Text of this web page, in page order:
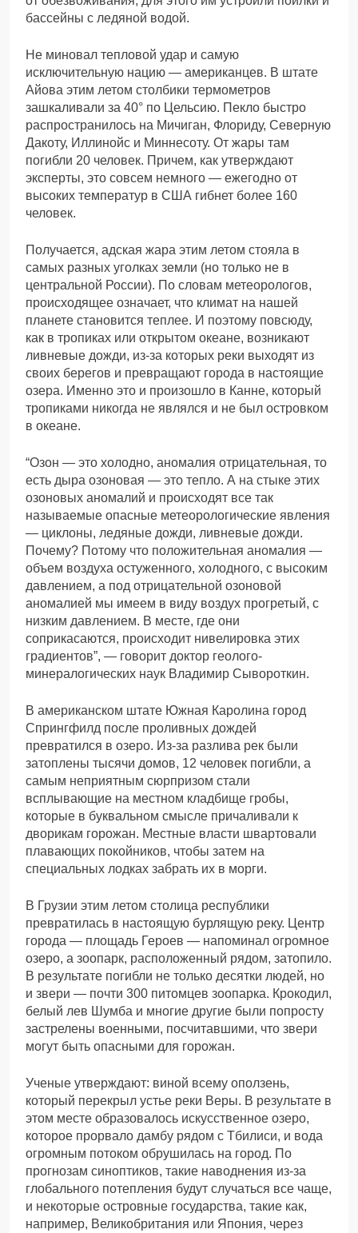
бассейны с ледяной водой.
Не миновал тепловой удар и самую
исключительную нацию — американцев. В штате
Айова этим летом столбики термометров
зашкаливали за 40° по Цельсию. Пекло быстро
распространилось на Мичиган, Флориду, Северную
Дакоту, Иллинойс и Миннесоту. От жары там
погибли 20 человек. Причем, как утверждают
эксперты, это совсем немного — ежегодно от
высоких температур в США гибнет более 160
человек.
Получается, адская жара этим летом стояла в
самых разных уголках земли (но только не в
центральной России). По словам метеорологов,
происходящее означает, что климат на нашей
планете становится теплее. И поэтому повсюду,
как в тропиках или открытом океане, возникают
ливневые дожди, из-за которых реки выходят из
своих берегов и превращают города в настоящие
озера. Именно это и произошло в Канне, который
тропиками никогда не являлся и не был островком
в океане.
“Озон — это холодно, аномалия отрицательная, то
есть дыра озоновая — это тепло. А на стыке этих
озоновых аномалий и происходят все так
называемые опасные метеорологические явления
— циклоны, ледяные дожди, ливневые дожди.
Почему? Потому что положительная аномалия —
объем воздуха остуженного, холодного, с высоким
давлением, а под отрицательной озоновой
аномалией мы имеем в виду воздух прогретый, с
низким давлением. В месте, где они
соприкасаются, происходит нивелировка этих
градиентов”, — говорит доктор геолого-
минералогических наук Владимир Сывороткин.
В американском штате Южная Каролина город
Спрингфилд после проливных дождей
превратился в озеро. Из-за разлива рек были
затоплены тысячи домов, 12 человек погибли, а
самым неприятным сюрпризом стали
всплывающие на местном кладбище гробы,
которые в буквальном смысле причаливали к
дворикам горожан. Местные власти швартовали
плавающих покойников, чтобы затем на
специальных лодках забрать их в морги.
В Грузии этим летом столица республики
превратилась в настоящую бурлящую реку. Центр
города — площадь Героев — напоминал огромное
озеро, а зоопарк, расположенный рядом, затопило.
В результате погибли не только десятки людей, но
и звери — почти 300 питомцев зоопарка. Крокодил,
белый лев Шумба и многие другие были попросту
застрелены военными, посчитавшими, что звери
могут быть опасными для горожан.
Ученые утверждают: виной всему оползень,
который перекрыл устье реки Веры. В результате в
этом месте образовалось искусственное озеро,
которое прорвало дамбу рядом с Тбилиси, и вода
огромным потоком обрушилась на город. По
прогнозам синоптиков, такие наводнения из-за
глобального потепления будут случаться все чаще,
и некоторые островные государства, такие как,
например, Великобритания или Япония, через